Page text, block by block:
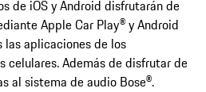
de iOS y Android disfrutarán de
Apple Car Play® y Android
aplicaciones de los
celulares. Además de disfrutar de
al sistema de audio Bose®.